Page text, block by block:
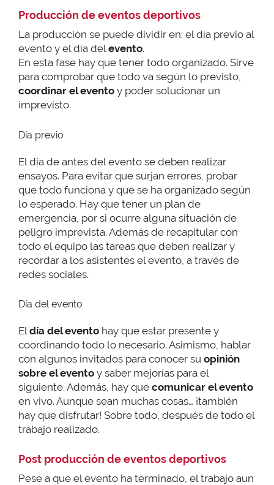
Producción de eventos deportivos
La producción se puede dividir en: el día previo al
evento y el día delevento.
En esta fase hay que tener todo organizado. Sirve
para comprobar que todo va según lo previsto,
coordinar el evento y poder solucionar un
imprevisto.
Día previo
El día de antes del evento se deben realizar
ensayos. Para evitar que surjan errores, probar
que todo funciona y que se ha organizado según
lo esperado. Hay que tener un plan de
emergencia, por si ocurre alguna situación de
peligro imprevista. Además de recapitular con
todo el equipo las tareas que deben realizar y
recordar a los asistentes el evento, a través de
redes sociales.
Día del evento
Eldía del evento hay que estar presente y
coordinando todo lo necesario. Asimismo, hablar
con algunos invitados para conocer su opinión
sobre el evento y saber mejorías para el
siguiente. Además, hay que comunicar el evento
en vivo. Aunque sean muchas cosas… ¡también
hay que disfrutar! Sobre todo, después de todo el
trabajo realizado.
Post producción de eventos deportivos
Pese a que el evento ha terminado, el trabajo aun